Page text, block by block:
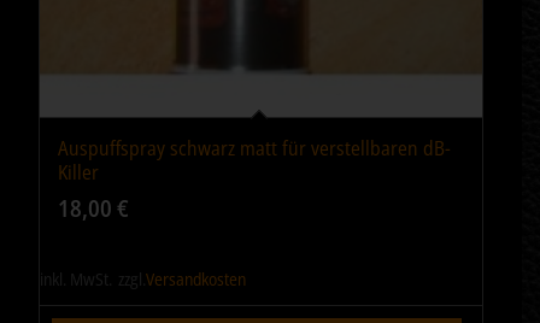
Auspuffspray schwarz matt für verstellbaren dB-
Killer
18,00€
inkl. MwSt. zzgl.Versandkosten